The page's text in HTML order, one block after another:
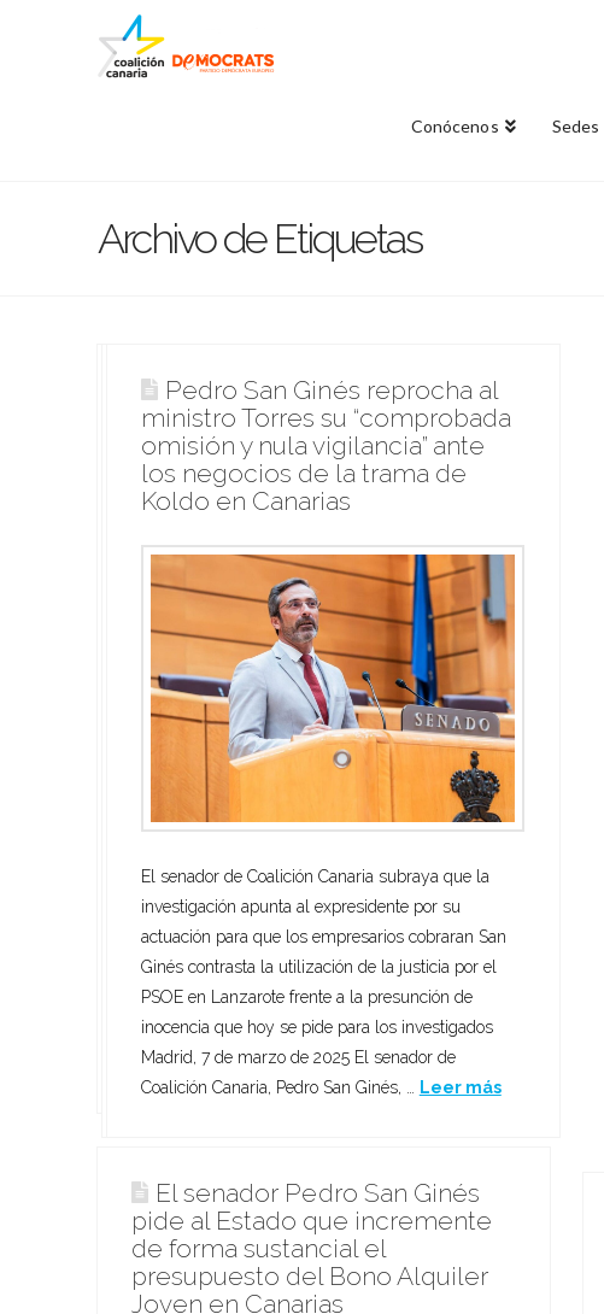
Conócenos Sedes
Archivo de Etiquetas
Pedro San Ginés destaca el
logro de Coalición Canaria para
duplicar el control de
pasaportes en el aeropuerto de
Lanzarote
España que proceda “cuanto antes al cumplimiento
efectivo” de este nuevo refuerzo policial “El nuevo
catálogo de puestos de trabajo da la razón a las
denuncias de sindicatos policiales, a las quejas del
sector turístico y a la reclamación del presidente
del Cabildo sobre medios de seguridad”, afirma San
Ginés Madrid, 4 de … Leer más
San Ginés pide “información
en tiempo real” al Estado sobre
las prospecciones otorgadas
por Marruecos en aguas
próximas a Canarias
El senador de Coalición Canaria reclama al Estado
que cumpla el pacto para que Canarias esté en los
grupos de trabajo abiertos con Marruecos Pedro
San Ginés ha reivindicado el rechazo frontal del
pueblo canario a toda labor prospectiva que ponga
en riesgo el medio natural en las islas Madrid, 25
de marzo de 2025 El senador de Coalición Canaria,
…Leer más
Pedro San Ginés reprocha al
ministro Torres su “comprobada
omisión y nula vigilancia” ante
los negocios de la trama de
Koldo en Canarias
El senador de Coalición Canaria subraya que la
investigación apunta al expresidente por su
actuación para que los empresarios cobraran San
Ginés contrasta la utilización de la justicia por el
PSOE en Lanzarote frente a la presunción de
inocencia que hoy se pide para los investigados
Madrid, 7 de marzo de 2025 El senador de
Coalición Canaria, Pedro San Ginés, …
Leer más
El senador Pedro San Ginés
pide al Estado que incremente
de forma sustancial el
presupuesto del Bono Alquiler
Joven en Canarias